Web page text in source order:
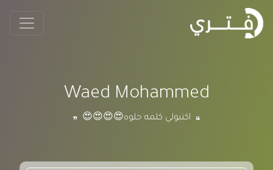
Waed Mohammed
اكتبولي كلمه حلوه😍😍😍😍